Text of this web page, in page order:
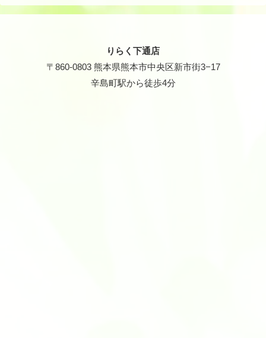
りらく下通店
〒860-0803 熊本県熊本市中央区新市街3−17
辛島町駅から徒歩4分